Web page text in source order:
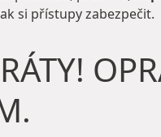
si přístupy zabezpečit.